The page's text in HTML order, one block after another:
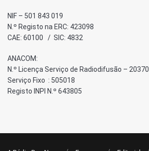
NIF – 501 843 019
N.º Registo na ERC: 423098
CAE: 60100 / SIC: 4832
ANACOM:
N.º Licença Serviço de Radiodifusão – 20370
Serviço Fixo : 505018
Registo INPI N.º 643805